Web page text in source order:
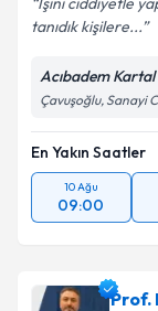
tanıdık kişilere...
Acıbadem
Çavuşoğlu, Sanayi
En Yakın Saatler
10 Ağu
09:00
Prof.